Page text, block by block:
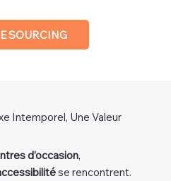
SOURCING
Intemporel, Une Valeur
d’occasion,
se rencontrent.